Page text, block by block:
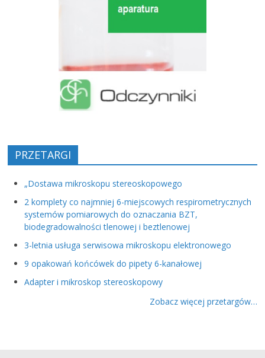
PRZETARGI
„Dostawa mikroskopu stereoskopowego
2 komplety co najmniej 6-miejscowych respirometrycznych
systemów pomiarowych do oznaczania BZT,
biodegradowalności tlenowej i beztlenowej
3-letnia usługa serwisowa mikroskopu elektronowego
9 opakowań końcówek do pipety 6-kanałowej
Adapter i mikroskop stereoskopowy
Zobacz więcej przetargów…